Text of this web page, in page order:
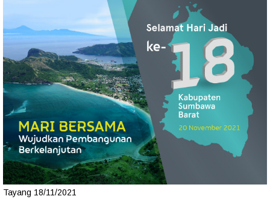
Tayang 18/11/2021